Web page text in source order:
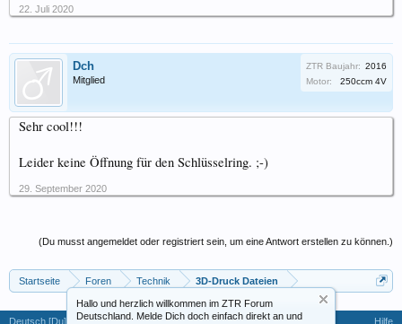
Hallo und herzlich willkommen im ZTR Forum
Deutschland. Melde Dich doch einfach direkt an und
22. Juli 2020
Dch
Mitglied
ZTR Baujahr: 2016
Motor:
250ccm 4V
Sehr cool!!!
Leider keine Öffnung für den Schlüsselring. ;-)
29. September 2020
(Du musst angemeldet oder registriert sein, um eine Antwort erstellen zu können.)
Startseite Foren Technik 3D-Druck Dateien
Deutsch [Du] Hilfe